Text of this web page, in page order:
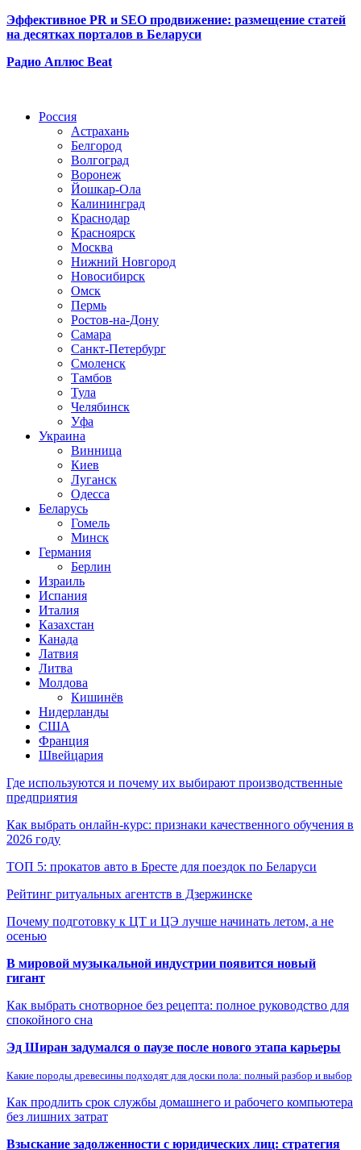
Эффективное PR и SEO продвижение: размещение статей
на десятках порталов в Беларуси
Радио Аплюс Beat
Россия
Астрахань
Белгород
Волгоград
Воронеж
Йошкар-Ола
Калининград
Краснодар
Красноярск
Москва
Нижний Новгород
Новосибирск
Омск
Пермь
Ростов-на-Дону
Самара
Санкт-Петербург
Смоленск
Тамбов
Тула
Челябинск
Уфа
Украина
Винница
Киев
Луганск
Одесса
Беларусь
Гомель
Минск
Германия
Берлин
Израиль
Испания
Италия
Казахстан
Канада
Латвия
Литва
Молдова
Кишинёв
Нидерланды
США
Франция
Швейцария
Где используются и почему их выбирают производственные
предприятия
Как выбрать онлайн-курс: признаки качественного обучения в
2026 году
ТОП 5: прокатов авто в Бресте для поездок по Беларуси
Рейтинг ритуальных агентств в Дзержинске
Почему подготовку к ЦТ и ЦЭ лучше начинать летом, а не
осенью
В мировой музыкальной индустрии появится новый
гигант
Как выбрать снотворное без рецепта: полное руководство для
спокойного сна
Эд Ширан задумался о паузе после нового этапа карьеры
Какие породы древесины подходят для доски пола: полный разбор и выбор
Как продлить срок службы домашнего и рабочего компьютера
без лишних затрат
Взыскание задолженности с юридических лиц: стратегия